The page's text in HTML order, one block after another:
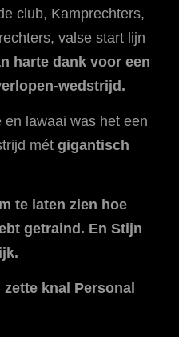
club, Kamprechters,
valse start lijn
harte dank voor een
wedstrijd.
lawaai was het een
mét gigantisch
te laten zien hoe
getraind. En Stijn
knal Personal